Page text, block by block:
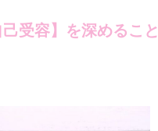
受容】を深めること